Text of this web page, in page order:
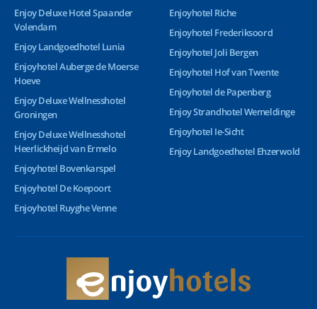
Enjoy Deluxe Hotel Spaander
Volendam
Enjoy Landgoedhotel Lunia
Enjoyhotel Auberge de Moerse
Hoeve
Enjoy Deluxe Wellnesshotel
Groningen
Enjoy Deluxe Wellnesshotel
Heerlickheijd van Ermelo
Enjoyhotel Bovenkarspel
Enjoyhotel De Koepoort
Enjoyhotel Ruyghe Venne
Enjoyhotel Riche
Enjoyhotel Frederiksoord
Enjoyhotel Joli Bergen
Enjoyhotel Hof van Twente
Enjoyhotel de Papenberg
Enjoy Strandhotel Wemeldinge
Enjoyhotel Ie-Sicht
Enjoy Landgoedhotel Ehzerwold